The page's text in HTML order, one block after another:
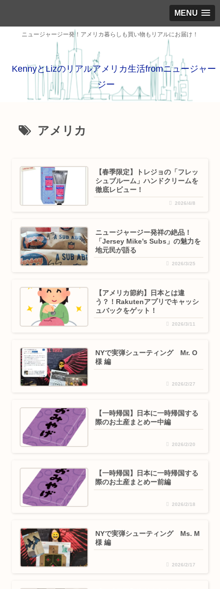
MENU
ニュージャージー発！アメリカ暮らしも買い物もリアルにお届け！
KennyとLizのリアルアメリカ生活fromニュージャー
ジー
アメリカ
【春季限定】トレジョの「フレッ
シュブルーム」ハンドクリームを
徹底レビュー！
2026/4/8
ニュージャージー発祥の絶品！
「Jersey Mike’s Subs」の魅力を
地元民が語る
2026/3/25
【アメリカ節約】日本とは違
う？！Rakutenアプリでキャッシ
ュバックをゲット！
2026/3/11
NYで実弾シューティング Mr. O
様 編
2026/2/27
【一時帰国】日本に一時帰国する
際のお土産まとめー中編
2026/2/20
【一時帰国】日本に一時帰国する
際のお土産まとめー前編
2026/2/18
NYで実弾シューティング Ms. M
様 編
2026/2/17